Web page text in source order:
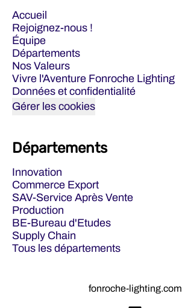
Accueil
Rejoignez-nous !
Équipe
Départements
Nos Valeurs
Vivre l'Aventure Fonroche Lighting
Données et confidentialité
Gérer les cookies
Départements
Innovation
Commerce Export
SAV-Service Après Vente
Production
BE-Bureau d'Etudes
Supply Chain
Tous les départements
fonroche-lighting.com